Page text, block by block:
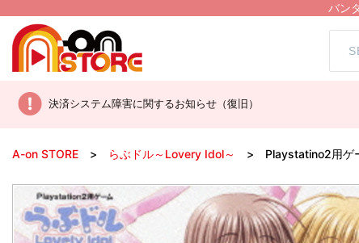
バン
決済システム障害に関するお知らせ（復旧）
A-on STORE らぶドル～Lovery Idol～ Playstatino2用ゲ